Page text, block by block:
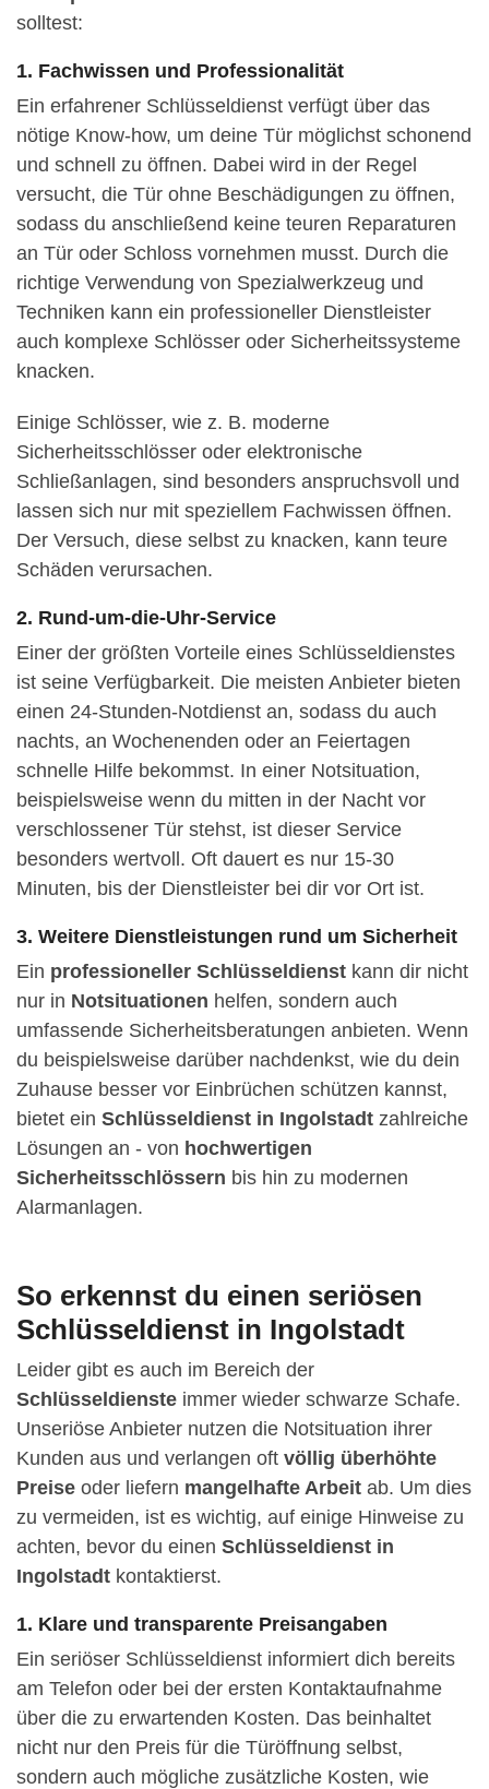
solltest:
1. Fachwissen und Professionalität
Ein erfahrener Schlüsseldienst verfügt über das
nötige Know-how, um deine Tür möglichst schonend
und schnell zu öffnen. Dabei wird in der Regel
versucht, die Tür ohne Beschädigungen zu öffnen,
sodass du anschließend keine teuren Reparaturen
an Tür oder Schloss vornehmen musst. Durch die
richtige Verwendung von Spezialwerkzeug und
Techniken kann ein professioneller Dienstleister
auch komplexe Schlösser oder Sicherheitssysteme
knacken.
Einige Schlösser, wie z. B. moderne
Sicherheitsschlösser oder elektronische
Schließanlagen, sind besonders anspruchsvoll und
lassen sich nur mit speziellem Fachwissen öffnen.
Der Versuch, diese selbst zu knacken, kann teure
Schäden verursachen.
2. Rund-um-die-Uhr-Service
Einer der größten Vorteile eines Schlüsseldienstes
ist seine Verfügbarkeit. Die meisten Anbieter bieten
einen 24-Stunden-Notdienst an, sodass du auch
nachts, an Wochenenden oder an Feiertagen
schnelle Hilfe bekommst. In einer Notsituation,
beispielsweise wenn du mitten in der Nacht vor
verschlossener Tür stehst, ist dieser Service
besonders wertvoll. Oft dauert es nur 15-30
Minuten, bis der Dienstleister bei dir vor Ort ist.
3. Weitere Dienstleistungen rund um Sicherheit
Ein professioneller Schlüsseldienst kann dir nicht
nur in Notsituationen helfen, sondern auch
umfassende Sicherheitsberatungen anbieten. Wenn
du beispielsweise darüber nachdenkst, wie du dein
Zuhause besser vor Einbrüchen schützen kannst,
bietet ein Schlüsseldienst in Ingolstadt zahlreiche
Lösungen an - von hochwertigen
Sicherheitsschlössern bis hin zu modernen
Alarmanlagen.
So erkennst du einen seriösen
Schlüsseldienst in Ingolstadt
Leider gibt es auch im Bereich der
Schlüsseldienste immer wieder schwarze Schafe.
Unseriöse Anbieter nutzen die Notsituation ihrer
Kunden aus und verlangen oft völlig überhöhte
Preise oder liefern mangelhafte Arbeit ab. Um dies
zu vermeiden, ist es wichtig, auf einige Hinweise zu
achten, bevor du einen Schlüsseldienst in
Ingolstadt kontaktierst.
1. Klare und transparente Preisangaben
Ein seriöser Schlüsseldienst informiert dich bereits
am Telefon oder bei der ersten Kontaktaufnahme
über die zu erwartenden Kosten. Das beinhaltet
nicht nur den Preis für die Türöffnung selbst,
sondern auch mögliche zusätzliche Kosten, wie